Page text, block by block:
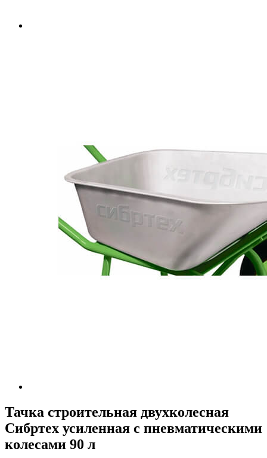
Тачка строительная двухколесная
Сибртех усиленная с пневматическими
колесами 90 л